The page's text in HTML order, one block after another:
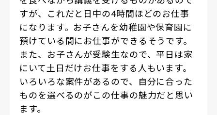
すが、これだと日中の4時間ほどのお仕事
になります。お子さんを幼稚園や保育園に
預けている間にお仕事ができるそうです。
また、お子さんが受験生なので、平日は家
にいて土日だけお仕事をする人もいます。
いろいろな案件があるので、自分に合った
ものを選べるのがこの仕事の魅力だと思い
ます。